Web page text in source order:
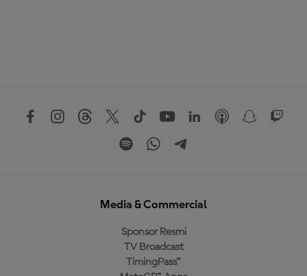
Media & Commercial
Sponsor Resmi
TV Broadcast
TimingPass™